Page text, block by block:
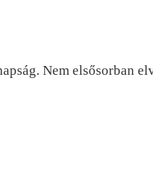
Nem elsősorban